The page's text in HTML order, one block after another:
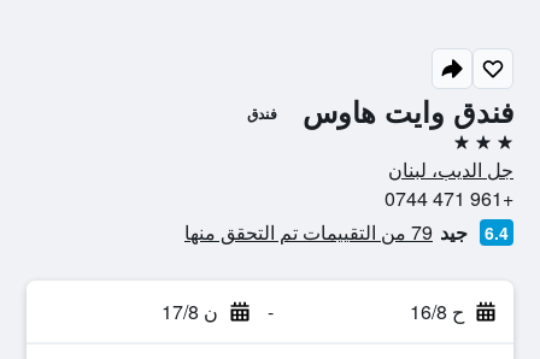
فندق وايت هاوس فندق
3 نجوم
جل الديب، لبنان
+961 471 0744
6.4 جيد 79 من التقييمات تم التحقق منها
ح 16/8 - ن 17/8